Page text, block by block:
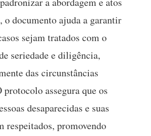
o documento ajuda a garantir
sejam tratados com o
seriedade e diligência,
das circunstâncias
assegura que os
desaparecidas e suas
respeitados, promovendo